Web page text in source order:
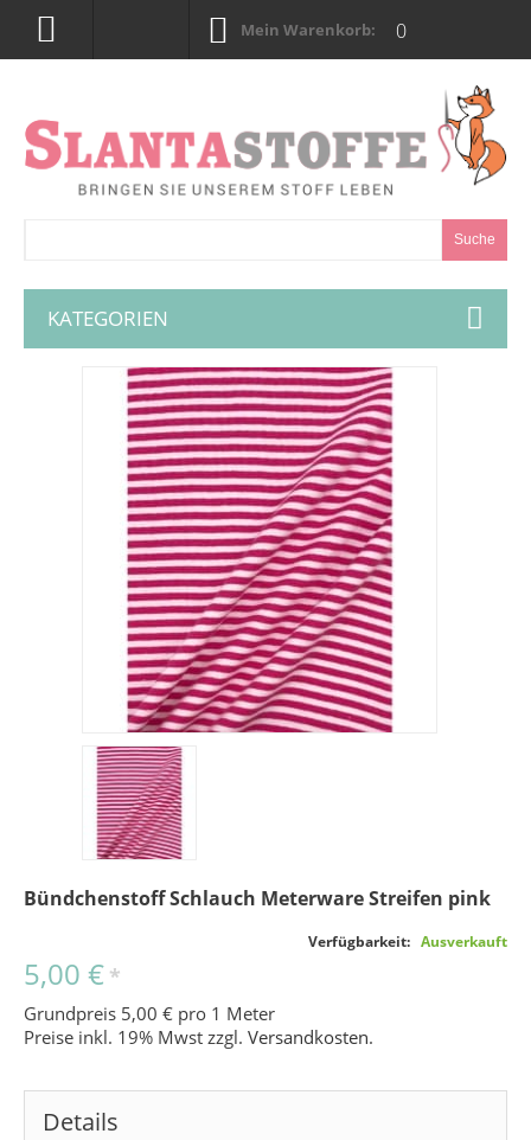
Mein Warenkorb: 0
Suche
KATEGORIEN
Bündchenstoff Schlauch Meterware Streifen pink
Verfügbarkeit: Ausverkauft
5,00 € *
Grundpreis 5,00 € pro 1 Meter
Preise inkl. 19% Mwst zzgl. Versandkosten.
Details